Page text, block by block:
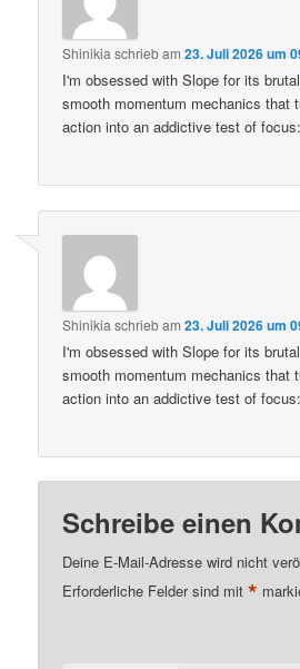
Shinikia schriebam23. Juli 2026 um
I'm obsessed with Slope for its
smooth momentum mechanics that
action into an addictive test of
Shinikia schriebam23. Juli 2026 um
I'm obsessed with Slope for its
smooth momentum mechanics that
action into an addictive test of
Schreibe einen
Deine E-Mail-Adresse wird nicht
Erforderliche Felder sind mit*